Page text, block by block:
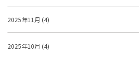
2025年11月 (4)
2025年10月 (4)